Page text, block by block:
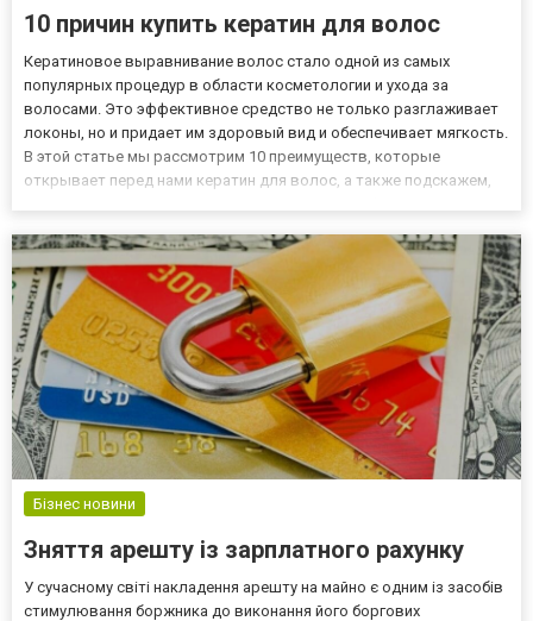
10 причин купить кератин для волос
Кератиновое выравнивание волос стало одной из самых
популярных процедур в области косметологии и ухода за
волосами. Это эффективное средство не только разглаживает
локоны, но и придает им здоровый вид и обеспечивает мягкость.
В этой статье мы рассмотрим 10 преимуществ, которые
открывает перед нами кератин для волос, а также подскажем,
Улучше...
Бізнес новини
Зняття арешту із зарплатного рахунку
У сучасному світі накладення арешту на майно є одним із засобів
стимулювання боржника до виконання його боргових